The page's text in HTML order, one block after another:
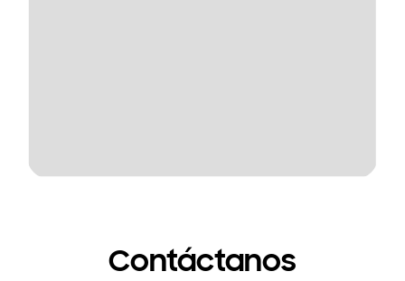
Contáctanos